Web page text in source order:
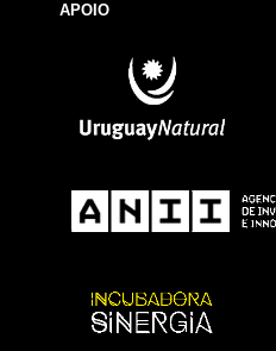
APOIO